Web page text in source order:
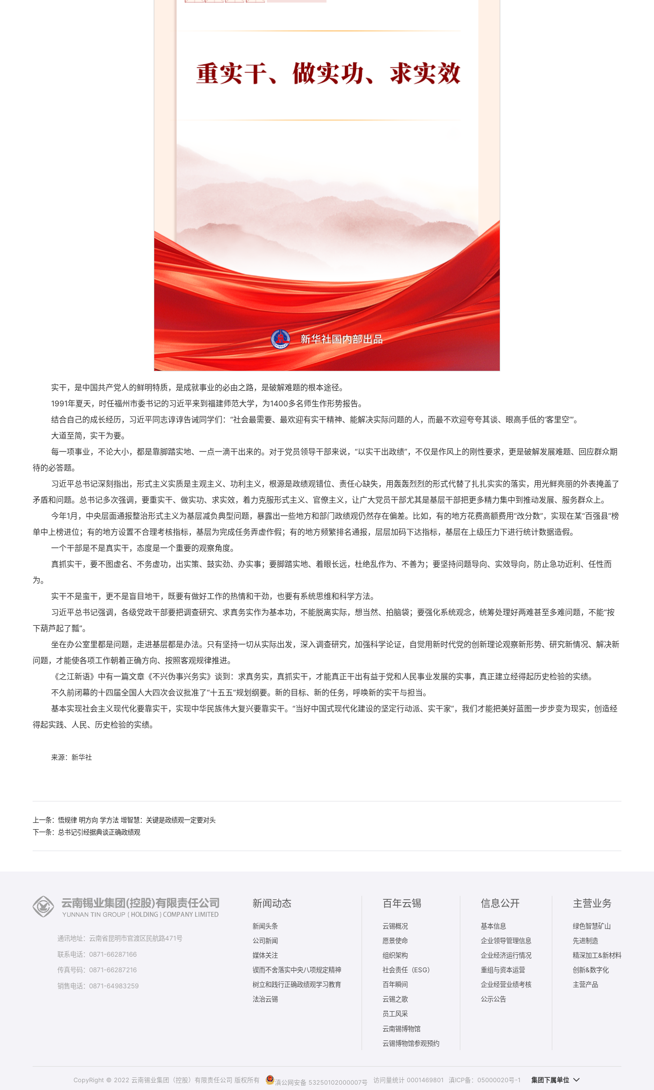
实干，是中国共产党人的鲜明特质，是成就事业的必由之路，是破解难题的根本途径。
1991年夏天，时任福州市委书记的习近平来到福建师范大学，为1400多名师生作形势报告。
结合自己的成长经历，习近平同志谆谆告诫同学们：“社会最需要、最欢迎有实干精神、能解决实际问题的人，而最不欢迎夸夸其谈、眼高手低的‘客里空’”。
大道至简，实干为要。
每一项事业，不论大小，都是靠脚踏实地、一点一滴干出来的。对于党员领导干部来说，“以实干出政绩”，不仅是作风上的刚性要求，更是破解发展难题、回应群众期
待的必答题。
习近平总书记深刻指出，形式主义实质是主观主义、功利主义，根源是政绩观错位、责任心缺失，用轰轰烈烈的形式代替了扎扎实实的落实，用光鲜亮丽的外表掩盖了
矛盾和问题。总书记多次强调，要重实干、做实功、求实效，着力克服形式主义、官僚主义，让广大党员干部尤其是基层干部把更多精力集中到推动发展、服务群众上。
今年1月，中央层面通报整治形式主义为基层减负典型问题，暴露出一些地方和部门政绩观仍然存在偏差。比如，有的地方花费高额费用“改分数”，实现在某“百强县”榜
单中上榜进位；有的地方设置不合理考核指标，基层为完成任务弄虚作假；有的地方频繁排名通报，层层加码下达指标，基层在上级压力下进行统计数据造假。
一个干部是不是真实干，态度是一个重要的观察角度。
真抓实干，要不图虚名、不务虚功，出实策、鼓实劲、办实事；要脚踏实地、着眼长远，杜绝乱作为、不善为；要坚持问题导向、实效导向，防止急功近利、任性而
为。
实干不是蛮干，更不是盲目地干，既要有做好工作的热情和干劲，也要有系统思维和科学方法。
习近平总书记强调，各级党政干部要把调查研究、求真务实作为基本功，不能脱离实际，想当然、拍脑袋；要强化系统观念，统筹处理好两难甚至多难问题，不能“按
下葫芦起了瓢”。
坐在办公室里都是问题，走进基层都是办法。只有坚持一切从实际出发，深入调查研究，加强科学论证，自觉用新时代党的创新理论观察新形势、研究新情况、解决新
问题，才能使各项工作朝着正确方向、按照客观规律推进。
《之江新语》中有一篇文章《不兴伪事兴务实》谈到：求真务实，真抓实干，才能真正干出有益于党和人民事业发展的实事，真正建立经得起历史检验的实绩。
不久前闭幕的十四届全国人大四次会议批准了“十五五”规划纲要。新的目标、新的任务，呼唤新的实干与担当。
基本实现社会主义现代化要靠实干，实现中华民族伟大复兴要靠实干。“当好中国式现代化建设的坚定行动派、实干家”，我们才能把美好蓝图一步步变为现实，创造经
得起实践、人民、历史检验的实绩。
来源：新华社
上一条：​悟规律 明方向 学方法 增智慧：关键是政绩观一定要对头
下一条：总书记引经据典谈正确政绩观
通讯地址：云南省昆明市官渡区民航路471号
联系电话：0871-66287166
传真号码：0871-66287216
销售电话：0871-64983259
新闻动态
新闻头条
公司新闻
媒体关注
锲而不舍落实中央八项规定精神
树立和践行正确政绩观学习教育
法治云锡
百年云锡
云锡概况
愿景使命
组织架构
社会责任（ESG）
百年瞬间
云锡之歌
员工风采
云南锡博物馆
云锡博物馆参观预约
信息公开
基本信息
企业领导管理信息
企业经济运行情况
重组与资本运营
企业经营业绩考核
公示公告
主营业务
绿色智慧矿山
先进制造
精深加工&新材料
创新&数字化
主营产品
CopyRight © 2022 云南锡业集团（控股）有限责任公司 版权所有 滇公网安备 53250102000007号 访问量统计 0001469801 滇ICP备：05000020号-1 集团下属单位